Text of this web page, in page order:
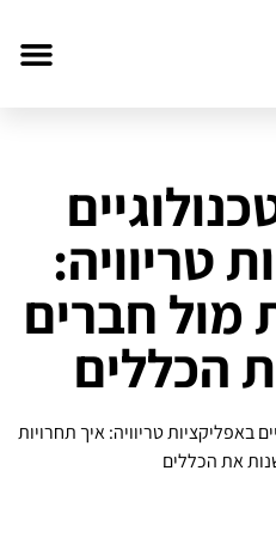
טריוויה:
מול חברים
הכללים
באפליקציות טריוויה: איך תחרויות
את הכללים